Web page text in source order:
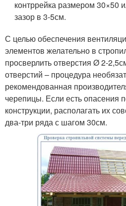
контррейка размером 30×50
зазор в 3-5см.
С целью обеспечения
элементов желательно в
просверлить отверстия Ø 2-
отверстий – процедура
рекомендованная
черепицы. Если есть опасения
конструкции, располагать их
два-три ряда с шагом 30см.